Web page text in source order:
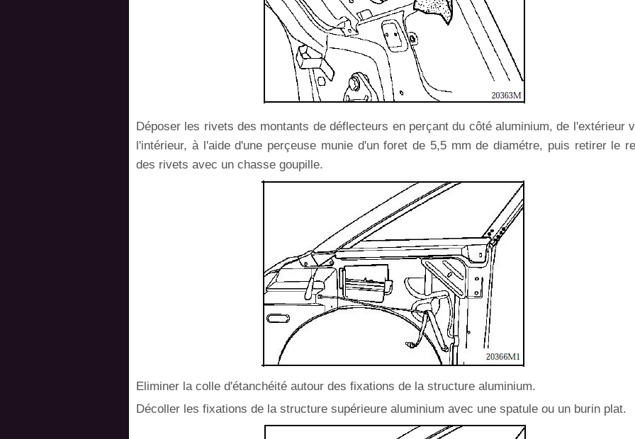
Déposer les rivets des montants de déflecteurs en perçant du côté aluminium, de l'extérieur
l'intérieur, à l'aide d'une perçeuse munie d'un foret de 5,5 mm de diamétre, puis retirer le
des rivets avec un chasse goupille.
Eliminer la colle d'étanchéité autour des fixations de la structure aluminium.
Décoller les fixations de la structure supérieure aluminium avec une spatule ou un burin plat.